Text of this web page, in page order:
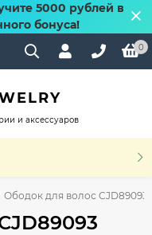
5000 рублей в
бонуса!
0
и аксессуаров
Ободок для волос CJD89093